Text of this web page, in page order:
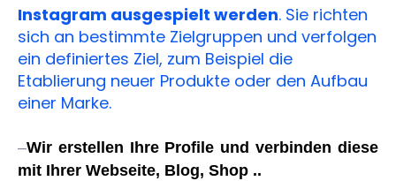
Instagram ausgespielt werden. Sie richten
sich an bestimmte Zielgruppen und verfolgen
ein definiertes Ziel, zum Beispiel die
Etablierung neuer Produkte oder den Aufbau
einer Marke.
–Wir erstellen Ihre Profile und verbinden diese
mit Ihrer Webseite, Blog, Shop ..